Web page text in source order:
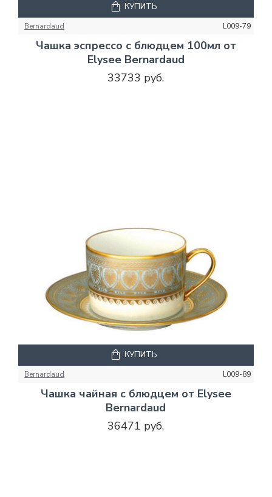
Bernardaud L009-79
Чашка эспрессо с блюдцем 100мл от
Elysee Bernardaud
33733 руб.
КУПИТЬ
Bernardaud L009-89
Чашка чайная с блюдцем от Elysee
Bernardaud
36471 руб.
КУПИТЬ